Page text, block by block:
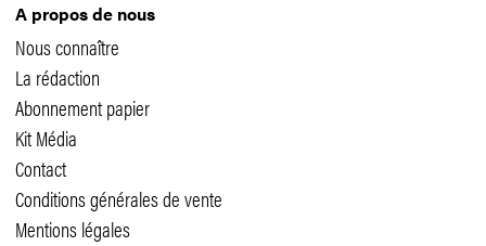
A propos de nous
Nous connaître
La rédaction
Abonnement papier
Kit Média
Contact
Conditions générales de vente
Mentions légales